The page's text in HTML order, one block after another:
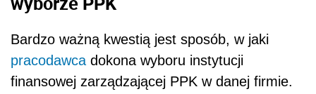
Bardzo ważną kwestią jest sposób, w jaki
pracodawca dokona wyboru instytucji
finansowej zarządzającej PPK w danej firmie.